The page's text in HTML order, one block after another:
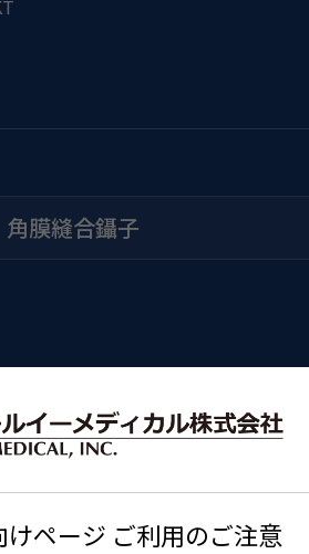
ページ ご利用のご注意
角膜縫合鑷子